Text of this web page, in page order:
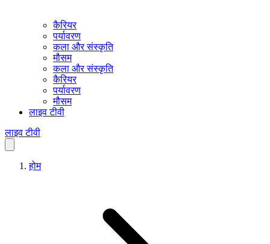
कैरियर
पर्यावरण
कला और संस्कृति
मौसम
कला और संस्कृति
कैरियर
पर्यावरण
मौसम
लाइव टीवी
लाइव टीवी
होम